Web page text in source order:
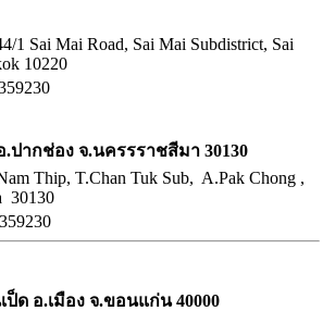
1 Sai Mai Road, Sai Mai Subdistrict, Sai
10220
.ปากช่อง จ.นครรราชสีมา 30130
Thip, T.Chan Tuk Sub, A.Pak Chong ,
30130
ป็ด อ.เมือง จ.ขอนแก่น 40000